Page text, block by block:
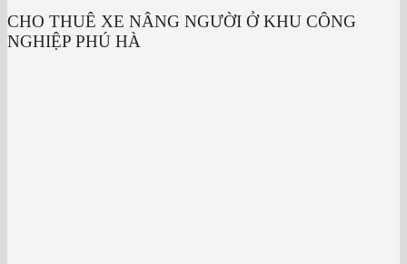
CHO THUÊ XE NÂNG NGƯỜI Ở KHU CÔNG
NGHIỆP PHÚ HÀ